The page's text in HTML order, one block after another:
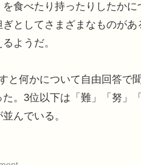
食べたり持ったりしたか
としてさまざまなものが
ようだ。
何かについて自由回答で
。3位以下は「難」「努」
んでいる。